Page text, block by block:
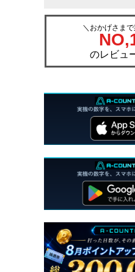
＼おかげさまで
のレビュ